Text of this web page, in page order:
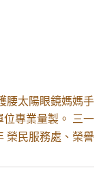
腰太陽眼鏡媽媽手
位專業量製。 三一
榮民服務處、榮譽